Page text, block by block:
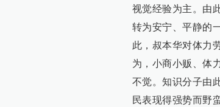
视觉经验为主。由
转为安宁、平静的
此，叔本华对体力
为，小商小贩、体
不觉。知识分子由
民表现得强势而野